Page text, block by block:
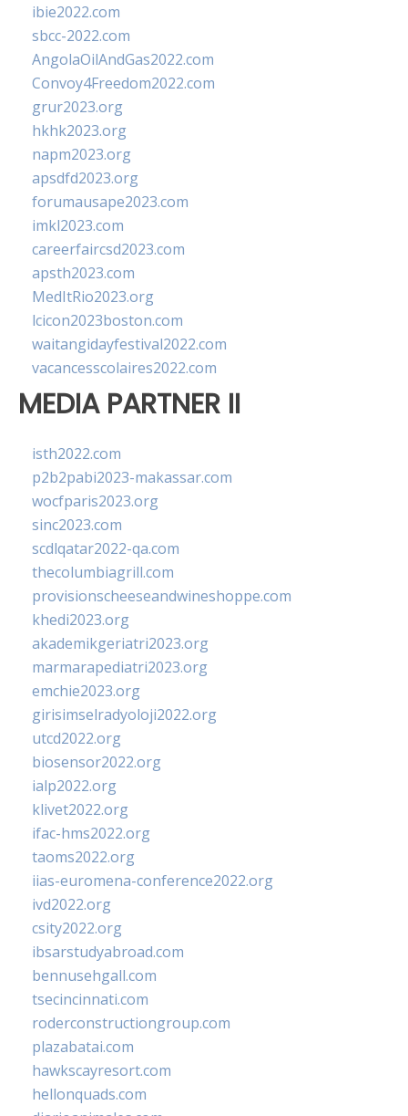
ibie2022.com
sbcc-2022.com
AngolaOilAndGas2022.com
Convoy4Freedom2022.com
grur2023.org
hkhk2023.org
napm2023.org
apsdfd2023.org
forumausape2023.com
imkl2023.com
careerfaircsd2023.com
apsth2023.com
MedItRio2023.org
lcicon2023boston.com
waitangidayfestival2022.com
vacancesscolaires2022.com
MEDIA PARTNER II
isth2022.com
p2b2pabi2023-makassar.com
wocfparis2023.org
sinc2023.com
scdlqatar2022-qa.com
thecolumbiagrill.com
provisionscheeseandwineshoppe.com
khedi2023.org
akademikgeriatri2023.org
marmarapediatri2023.org
emchie2023.org
girisimselradyoloji2022.org
utcd2022.org
biosensor2022.org
ialp2022.org
klivet2022.org
ifac-hms2022.org
taoms2022.org
iias-euromena-conference2022.org
ivd2022.org
csity2022.org
ibsarstudyabroad.com
bennusehgall.com
tsecincinnati.com
roderconstructiongroup.com
plazabatai.com
hawkscayresort.com
hellonquads.com